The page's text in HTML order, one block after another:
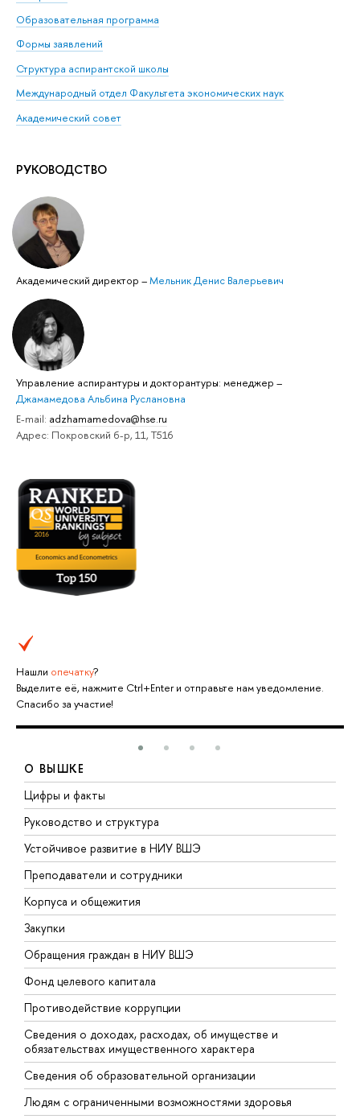
Образовательная программа
Формы заявлений
Структура аспирантской школы
Международный отдел Факультета экономических наук
Академический совет
РУКОВОДСТВО
Академический директор –Мельник Денис Валерьевич
Управление аспирантуры и докторантуры: менеджер –
Джамамедова Альбина Руслановна
E-mail: adzhamamedova@hse.ru
Адрес: Покровский б-р, 11, Т516
Нашли опечатку?
Выделите её, нажмите Ctrl+Enter и отправьте нам уведомление.
Спасибо за участие!
О ВЫШКЕ
Цифры и факты
Руководство и структура
Устойчивое развитие в НИУ ВШЭ
Преподаватели и сотрудники
Корпуса и общежития
Закупки
Обращения граждан в НИУ ВШЭ
Фонд целевого капитала
Противодействие коррупции
Сведения о доходах, расходах, об имуществе и
обязательствах имущественного характера
Сведения об образовательной организации
Людям с ограниченными возможностями здоровья